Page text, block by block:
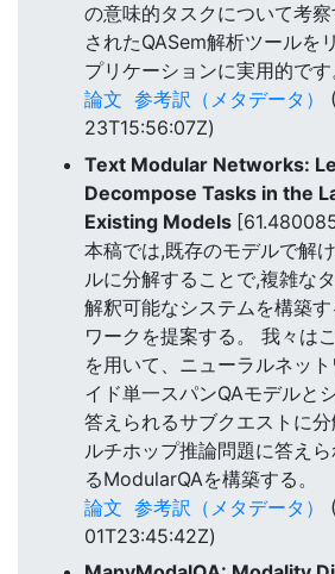
の意味的タスクについて考
されたQASem解析ツールを
プリケーションに実用的です
論文 参考訳（メタデータ）
23T15:56:07Z)
Text Modular Networks:
Decompose Tasks in the
Existing Models
本稿では,既存のモデルで解
ルに分解することで,複雑な
解釈可能なシステムを構築
ワークを提案する。 我々は
を用いて、ニューラルネッ
イド単一スパンQAモデルと
答えられるサブクエストに
ルチホップ推論問題に答え
るModularQAを構築する。
論文 参考訳（メタデータ）
01T23:45:42Z)